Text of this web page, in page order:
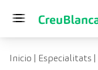
Inicio | Especialitats|